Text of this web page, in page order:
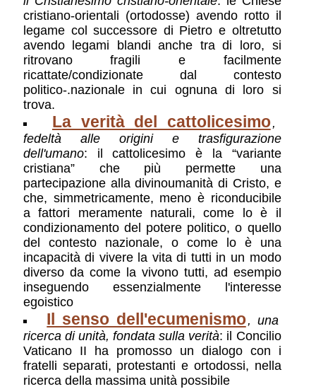
cristiano-orientali (ortodosse) avendo rotto il
legame col successore di Pietro e oltretutto
avendo legami blandi anche tra di loro, si
ritrovano fragili e facilmente
ricattate/condizionate dal contesto
politico-.nazionale in cui ognuna di loro si
trova.
La verità del cattolicesimo,
fedeltà alle origini e trasfigurazione
dell'umano: il cattolicesimo è la “variante
cristiana” che più permette una
partecipazione alla divinoumanità di Cristo, e
che, simmetricamente, meno è riconducibile
a fattori meramente naturali, come lo è il
condizionamento del potere politico, o quello
del contesto nazionale, o come lo è una
incapacità di vivere la vita di tutti in un modo
diverso da come la vivono tutti, ad esempio
inseguendo essenzialmente l'interesse
egoistico
Il senso dell'ecumenismo, una
ricerca di unità, fondata sulla verità: il Concilio
Vaticano II ha promosso un dialogo con i
fratelli separati, protestanti e ortodossi, nella
ricerca della massima unità possibile